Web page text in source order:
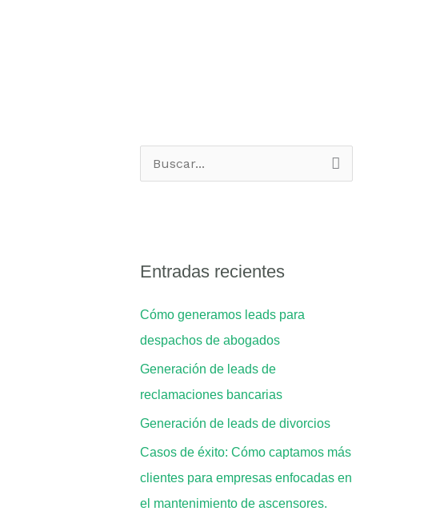
a
p
o
r
:
Entradas recientes
Cómo generamos leads para
despachos de abogados
Generación de leads de
reclamaciones bancarias
Generación de leads de divorcios
Casos de éxito: Cómo captamos más
clientes para empresas enfocadas en
el mantenimiento de ascensores.